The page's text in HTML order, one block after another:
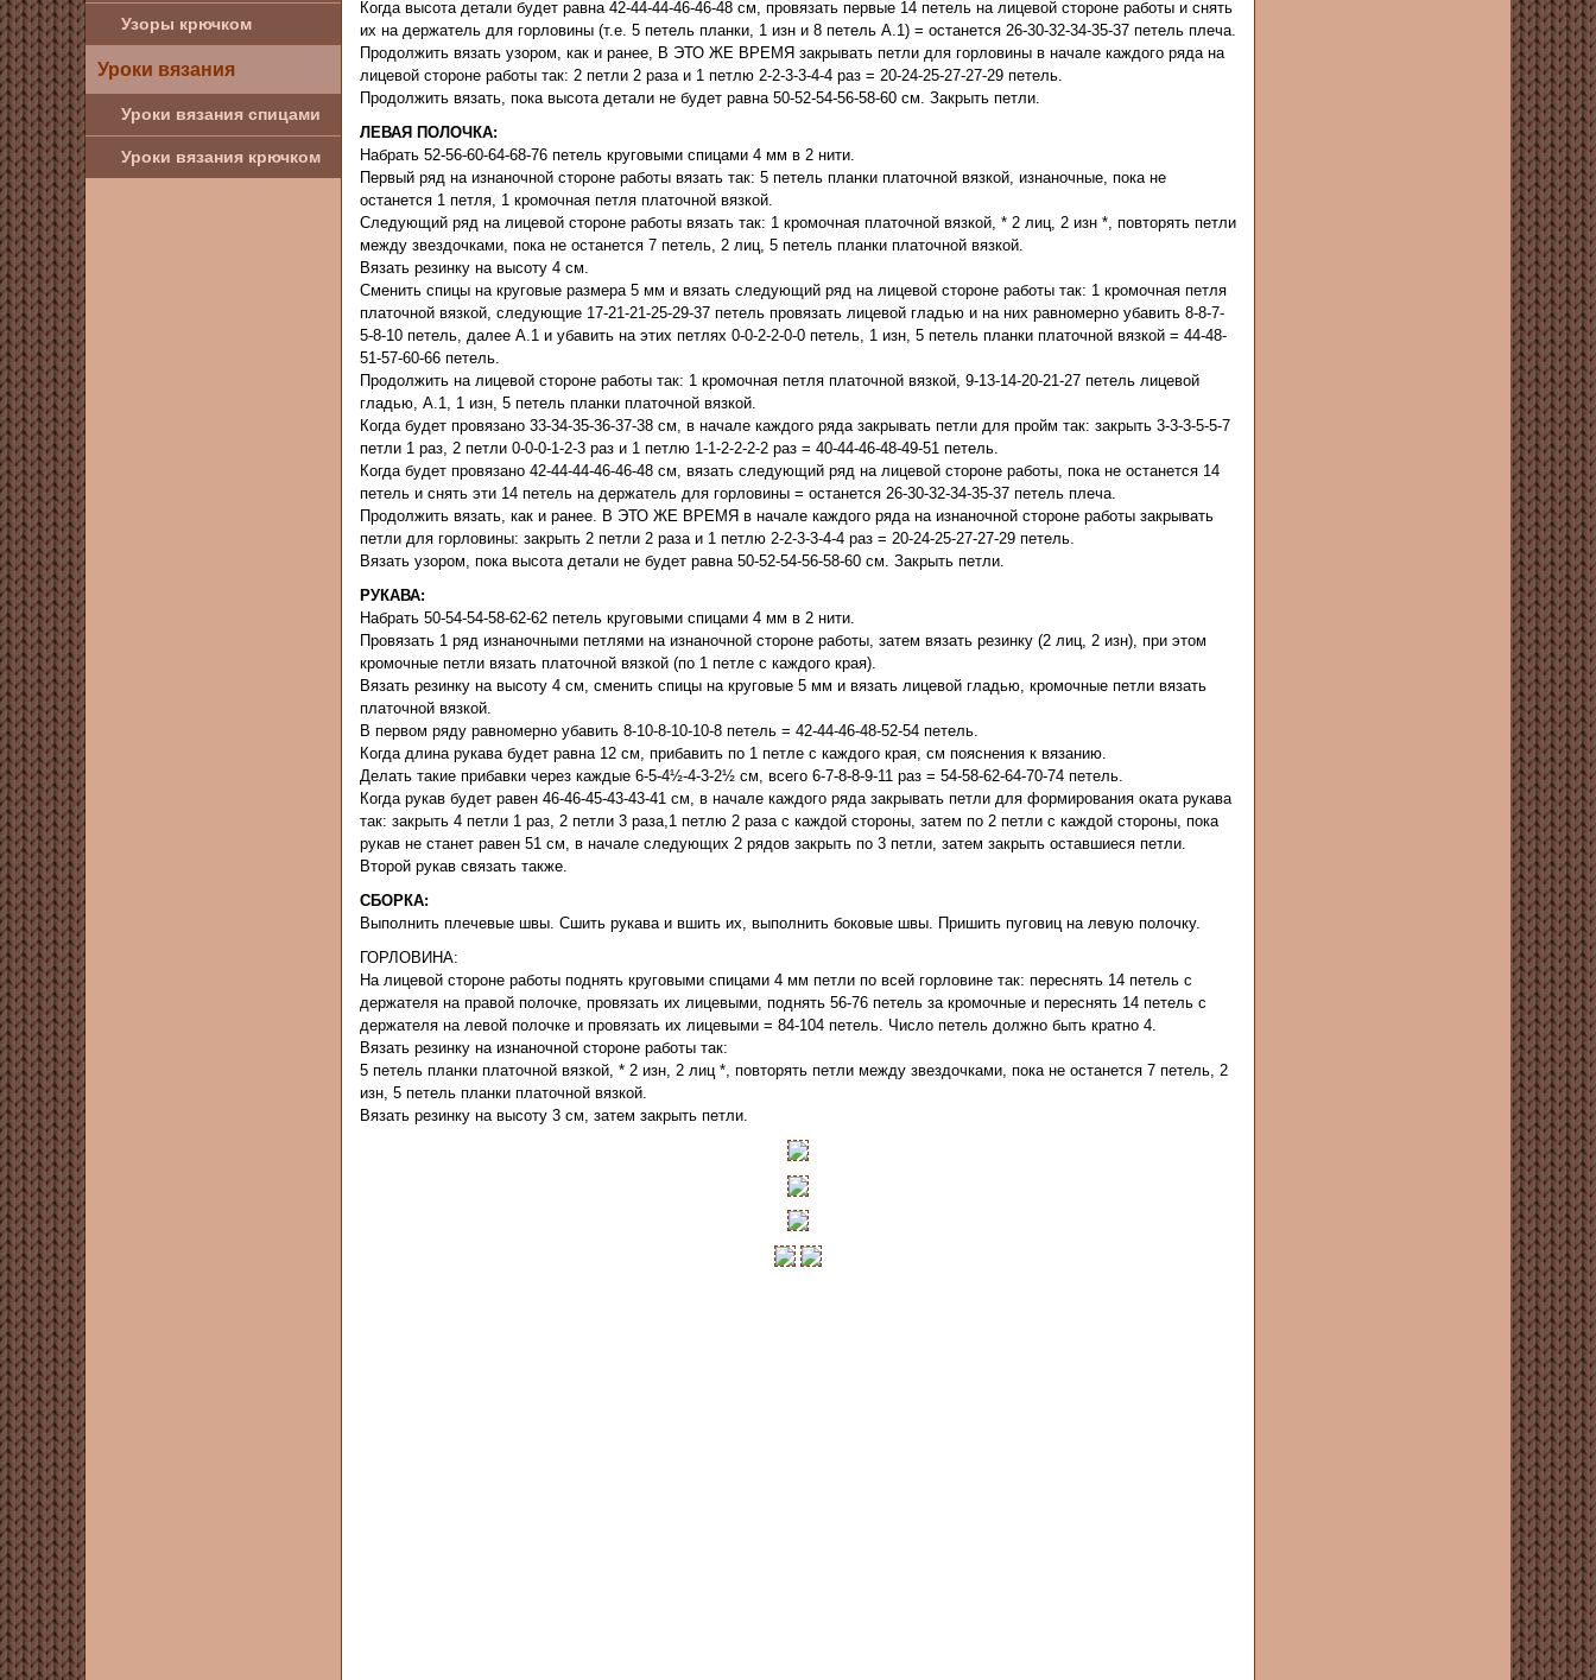
Узоры крючком
Уроки вязания
Уроки вязания спицами
Уроки вязания крючком
Когда высота детали будет равна 42-44-44-46-46-48 см, провязать первые 14 петель на лицевой стороне работы и снять
их на держатель для горловины (т.е. 5 петель планки, 1 изн и 8 петель А.1) = останется 26-30-32-34-35-37 петель плеча.
Продолжить вязать узором, как и ранее, В ЭТО ЖЕ ВРЕМЯ закрывать петли для горловины в начале каждого ряда на
лицевой стороне работы так: 2 петли 2 раза и 1 петлю 2-2-3-3-4-4 раз = 20-24-25-27-27-29 петель.
Продолжить вязать, пока высота детали не будет равна 50-52-54-56-58-60 см. Закрыть петли.
ЛЕВАЯ ПОЛОЧКА:
Набрать 52-56-60-64-68-76 петель круговыми спицами 4 мм в 2 нити.
Первый ряд на изнаночной стороне работы вязать так: 5 петель планки платочной вязкой, изнаночные, пока не
останется 1 петля, 1 кромочная петля платочной вязкой.
Следующий ряд на лицевой стороне работы вязать так: 1 кромочная платочной вязкой, * 2 лиц, 2 изн *, повторять петли
между звездочками, пока не останется 7 петель, 2 лиц, 5 петель планки платочной вязкой.
Вязать резинку на высоту 4 см.
Сменить спицы на круговые размера 5 мм и вязать следующий ряд на лицевой стороне работы так: 1 кромочная петля
платочной вязкой, следующие 17-21-21-25-29-37 петель провязать лицевой гладью и на них равномерно убавить 8-8-7-
5-8-10 петель, далее А.1 и убавить на этих петлях 0-0-2-2-0-0 петель, 1 изн, 5 петель планки платочной вязкой = 44-48-
51-57-60-66 петель.
Продолжить на лицевой стороне работы так: 1 кромочная петля платочной вязкой, 9-13-14-20-21-27 петель лицевой
гладью, А.1, 1 изн, 5 петель планки платочной вязкой.
Когда будет провязано 33-34-35-36-37-38 см, в начале каждого ряда закрывать петли для пройм так: закрыть 3-3-3-5-5-7
петли 1 раз, 2 петли 0-0-0-1-2-3 раз и 1 петлю 1-1-2-2-2-2 раз = 40-44-46-48-49-51 петель.
Когда будет провязано 42-44-44-46-46-48 см, вязать следующий ряд на лицевой стороне работы, пока не останется 14
петель и снять эти 14 петель на держатель для горловины = останется 26-30-32-34-35-37 петель плеча.
Продолжить вязать, как и ранее. В ЭТО ЖЕ ВРЕМЯ в начале каждого ряда на изнаночной стороне работы закрывать
петли для горловины: закрыть 2 петли 2 раза и 1 петлю 2-2-3-3-4-4 раз = 20-24-25-27-27-29 петель.
Вязать узором, пока высота детали не будет равна 50-52-54-56-58-60 см. Закрыть петли.
РУКАВА:
Набрать 50-54-54-58-62-62 петель круговыми спицами 4 мм в 2 нити.
Провязать 1 ряд изнаночными петлями на изнаночной стороне работы, затем вязать резинку (2 лиц, 2 изн), при этом
кромочные петли вязать платочной вязкой (по 1 петле с каждого края).
Вязать резинку на высоту 4 см, сменить спицы на круговые 5 мм и вязать лицевой гладью, кромочные петли вязать
платочной вязкой.
В первом ряду равномерно убавить 8-10-8-10-10-8 петель = 42-44-46-48-52-54 петель.
Когда длина рукава будет равна 12 см, прибавить по 1 петле с каждого края, см пояснения к вязанию.
Делать такие прибавки через каждые 6-5-4½-4-3-2½ см, всего 6-7-8-8-9-11 раз = 54-58-62-64-70-74 петель.
Когда рукав будет равен 46-46-45-43-43-41 см, в начале каждого ряда закрывать петли для формирования оката рукава
так: закрыть 4 петли 1 раз, 2 петли 3 раза,1 петлю 2 раза с каждой стороны, затем по 2 петли с каждой стороны, пока
рукав не станет равен 51 см, в начале следующих 2 рядов закрыть по 3 петли, затем закрыть оставшиеся петли.
Второй рукав связать также.
СБОРКА:
Выполнить плечевые швы. Сшить рукава и вшить их, выполнить боковые швы. Пришить пуговиц на левую полочку.
ГОРЛОВИНА:
На лицевой стороне работы поднять круговыми спицами 4 мм петли по всей горловине так: переснять 14 петель с
держателя на правой полочке, провязать их лицевыми, поднять 56-76 петель за кромочные и переснять 14 петель с
держателя на левой полочке и провязать их лицевыми = 84-104 петель. Число петель должно быть кратно 4.
Вязать резинку на изнаночной стороне работы так:
5 петель планки платочной вязкой, * 2 изн, 2 лиц *, повторять петли между звездочками, пока не останется 7 петель, 2
изн, 5 петель планки платочной вязкой.
Вязать резинку на высоту 3 см, затем закрыть петли.